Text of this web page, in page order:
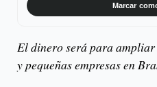
Marcar
El dinero será para ampliar
y pequeñas empresas en